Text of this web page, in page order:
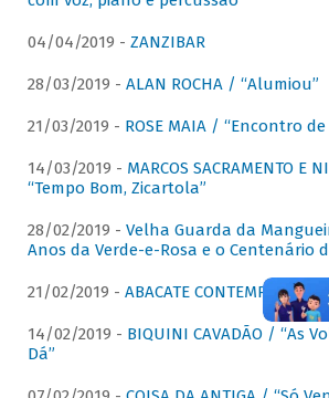
04/04/2019 - ZANZIBAR
28/03/2019 - ALAN ROCHA / “Alumiou”
21/03/2019 - ROSE MAIA / “Encontro
14/03/2019 - MARCOS SACRAMENTO E
“Tempo Bom, Zicartola”
28/02/2019 - Velha Guarda da
Anos da Verde-e-Rosa e o Centenário
21/02/2019 - ABACATE CONTEMPORÂNEO
14/02/2019 - BIQUINI CAVADÃO / “As
Dá”